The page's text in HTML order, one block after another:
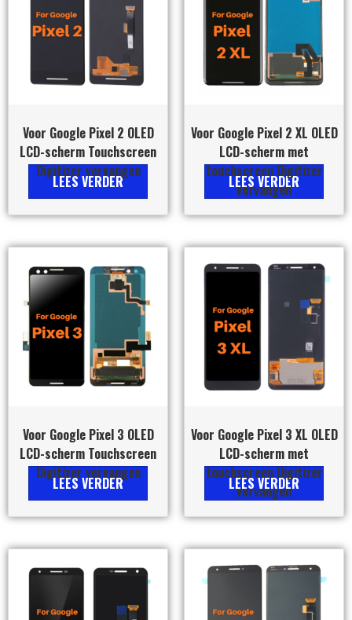
Voor Google Pixel 2 OLED
LCD-scherm Touchscreen
Digitizer vervangen
LEES VERDER
Voor Google Pixel 2 XL OLED
LCD-scherm met
touchscreen Digitizer
vervangen
LEES VERDER
Voor Google Pixel 3 OLED
LCD-scherm Touchscreen
Digitizer vervangen
LEES VERDER
Voor Google Pixel 3 XL OLED
LCD-scherm met
touchscreen Digitizer
vervangen
LEES VERDER